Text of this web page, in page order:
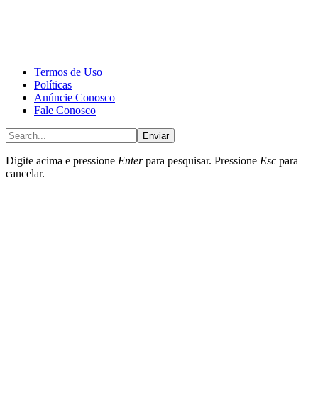
Termos de Uso
Políticas
Anúncie Conosco
Fale Conosco
Enviar
Digite acima e pressione Enterpara pesquisar. Pressione Esc para
cancelar.